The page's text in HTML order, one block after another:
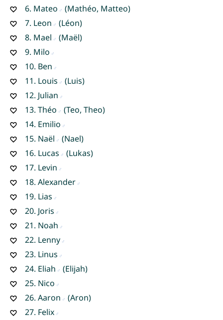
6. Mateo
(Mathéo, Matteo)
7. Leon
(Léon)
8. Mael
(Maël)
9. Milo
10. Ben
11. Louis
(Luis)
12. Julian
13. Théo
(Teo, Theo)
14. Emilio
15. Naël
(Nael)
16. Lucas
(Lukas)
17. Levin
18. Alexander
19. Lias
20. Joris
21. Noah
22. Lenny
23. Linus
24. Eliah
(Elijah)
25. Nico
26. Aaron
(Aron)
27. Felix